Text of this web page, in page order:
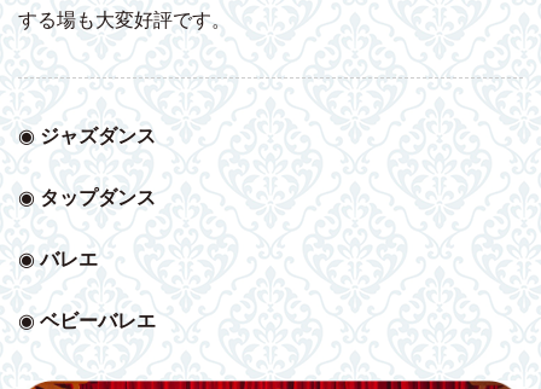
する場も大変好評です。
◉ ジャズダンス
◉ タップダンス
◉バレエ
◉ベビーバレエ